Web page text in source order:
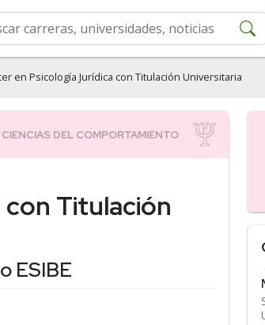
en Psicología Jurídica con Titulación Universitaria
Titulación
ESIBE